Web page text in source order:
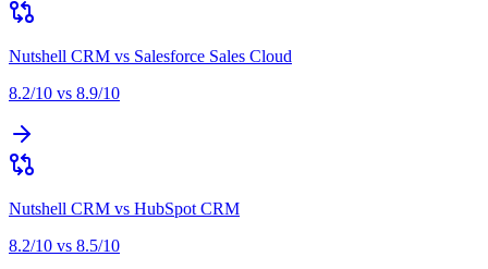
Nutshell CRM vs Salesforce Sales Cloud
8.2/10 vs 8.9/10
Nutshell CRM vs HubSpot CRM
8.2/10 vs 8.5/10